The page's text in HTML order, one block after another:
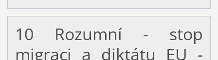
10 Rozumní - stop
migraci a diktátu EU -